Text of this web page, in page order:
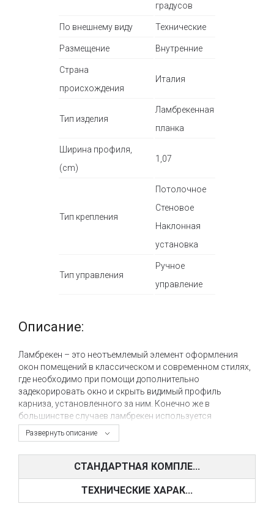
градусов
По внешнему виду Технические
Размещение Внутренние
Страна
происхождения
Италия
Тип изделия
Ламбрекенная
планка
Ширина профиля,
(cm)
1,07
Тип крепления
Потолочное
Стеновое
Наклонная
установка
Тип управления
Ручное
управление
Развернуть описание
Описание:
Ламбрекен – это неотъемлемый элемент оформления
окон помещений в классическом и современном стилях,
где необходимо при помощи дополнительно
задекорировать окно и скрыть видимый профиль
карниза, установленного за ним. Конечно же в
большинстве случаев ламбрекен используется
исключительно в декоративных целях, но он также
служит отличным инструментом для
переформатирования оформляемого оконного проема,
ведь с помощью правильно сконструированного
ламбрекена можно кардинально поменять восприятие
оконного проема и помещения в целом.
СТАНДАРТНАЯ КОМПЛЕ...
ТЕХНИЧЕСКИЕ ХАРАК...